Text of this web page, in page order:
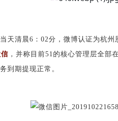
天清晨6：02分，微博认证为杭州
，并称目前51的核心管理层全部
到期提现正常。